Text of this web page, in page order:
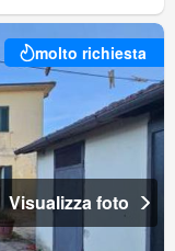
molto richiesta
Visualizza foto